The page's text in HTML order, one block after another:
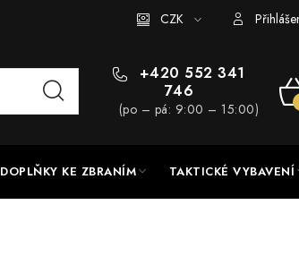
UPGRADE a servis Hodnocení
CZK
+420 552 341
746
(po – pá: 9:00 – 15:00)
DOPLŇKY KE ZBRANÍM TAKTICKÉ VYBAVENÍ